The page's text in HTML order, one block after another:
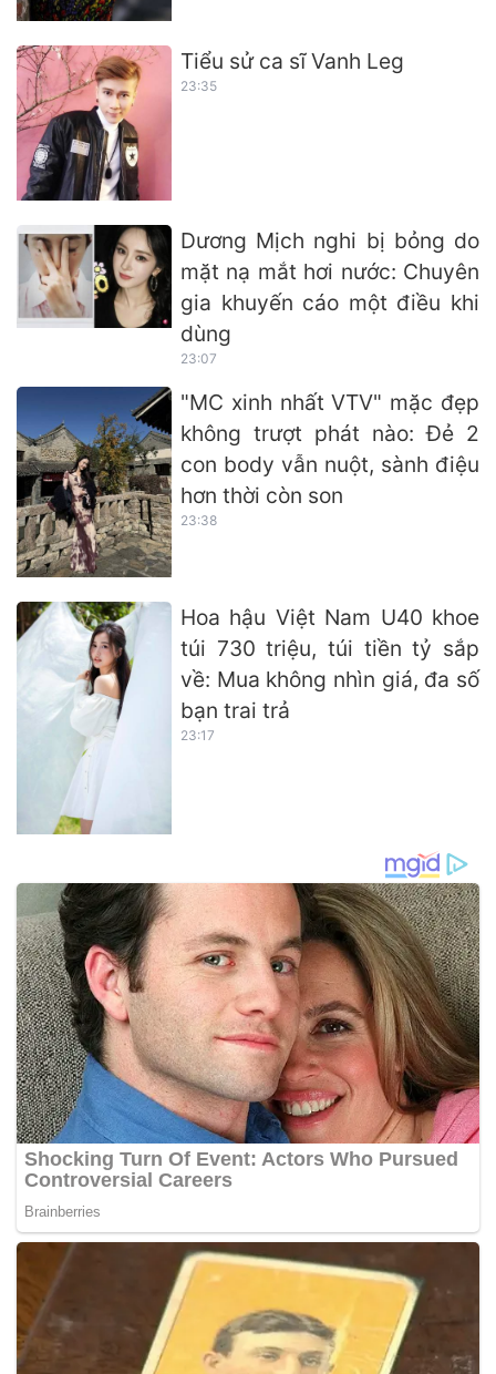
Tiểu sử ca sĩ Vanh Leg
23:35
Dương Mịch nghi bị bỏng do
mặt nạ mắt hơi nước: Chuyên
gia khuyến cáo một điều khi
dùng
23:07
"MC xinh nhất VTV" mặc đẹp
không trượt phát nào: Đẻ 2
con body vẫn nuột, sành điệu
hơn thời còn son
23:38
Hoa hậu Việt Nam U40 khoe
túi 730 triệu, túi tiền tỷ sắp
về: Mua không nhìn giá, đa số
bạn trai trả
23:17